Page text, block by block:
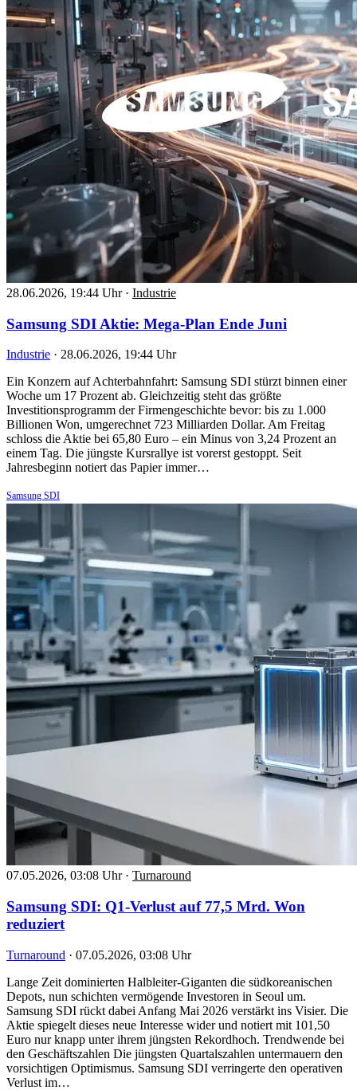
28.06.2026, 19:44 Uhr · Industrie
Samsung SDI Aktie: Mega-Plan Ende Juni
Industrie · 28.06.2026, 19:44 Uhr
Ein Konzern auf Achterbahnfahrt: Samsung SDI stürzt binnen einer
Woche um 17 Prozent ab. Gleichzeitig steht das größte
Investitionsprogramm der Firmengeschichte bevor: bis zu 1.000
Billionen Won, umgerechnet 723 Milliarden Dollar. Am Freitag
schloss die Aktie bei 65,80 Euro – ein Minus von 3,24 Prozent an
einem Tag. Die jüngste Kursrallye ist vorerst gestoppt. Seit
Jahresbeginn notiert das Papier immer…
Samsung SDI
07.05.2026, 03:08 Uhr · Turnaround
Samsung SDI: Q1-Verlust auf 77,5 Mrd. Won
reduziert
Turnaround · 07.05.2026, 03:08 Uhr
Lange Zeit dominierten Halbleiter-Giganten die südkoreanischen
Depots, nun schichten vermögende Investoren in Seoul um.
Samsung SDI rückt dabei Anfang Mai 2026 verstärkt ins Visier. Die
Aktie spiegelt dieses neue Interesse wider und notiert mit 101,50
Euro nur knapp unter ihrem jüngsten Rekordhoch. Trendwende bei
den Geschäftszahlen Die jüngsten Quartalszahlen untermauern den
vorsichtigen Optimismus. Samsung SDI verringerte den operativen
Verlust im…